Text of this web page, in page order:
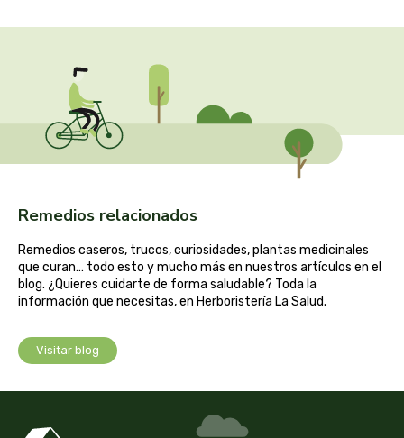
Remedios relacionados
Remedios caseros, trucos, curiosidades, plantas medicinales
que curan… todo esto y mucho más en nuestros artículos en el
blog. ¿Quieres cuidarte de forma saludable? Toda la
información que necesitas, en Herboristería La Salud.
Visitar blog
cosnature
d shila
dento produts
derbos
diego camaras- lotero